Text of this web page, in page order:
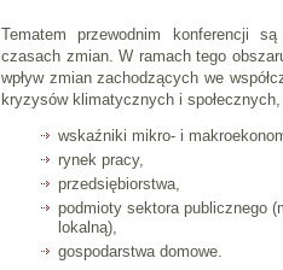
Tematem przewodnim konferencji
czasach zmian. W ramach tego
wpływ zmian zachodzących we
kryzysów klimatycznych i
wskaźniki mikro- i
rynek pracy,
przedsiębiorstwa,
podmioty sektora publicznego
lokalną),
gospodarstwa domowe.